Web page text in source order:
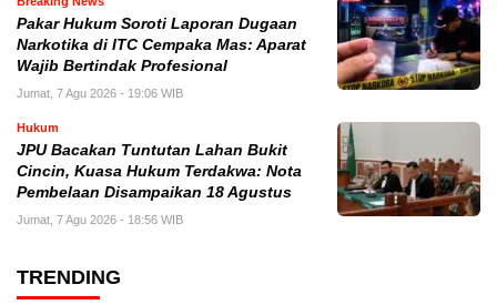
Pakar Hukum Soroti Laporan Dugaan
Narkotika di ITC Cempaka Mas: Aparat
Wajib Bertindak Profesional
Jumat, 7 Agu 2026 - 19:06 WIB
Hukum
JPU Bacakan Tuntutan Lahan Bukit
Cincin, Kuasa Hukum Terdakwa: Nota
Pembelaan Disampaikan 18 Agustus
Jumat, 7 Agu 2026 - 18:56 WIB
TRENDING